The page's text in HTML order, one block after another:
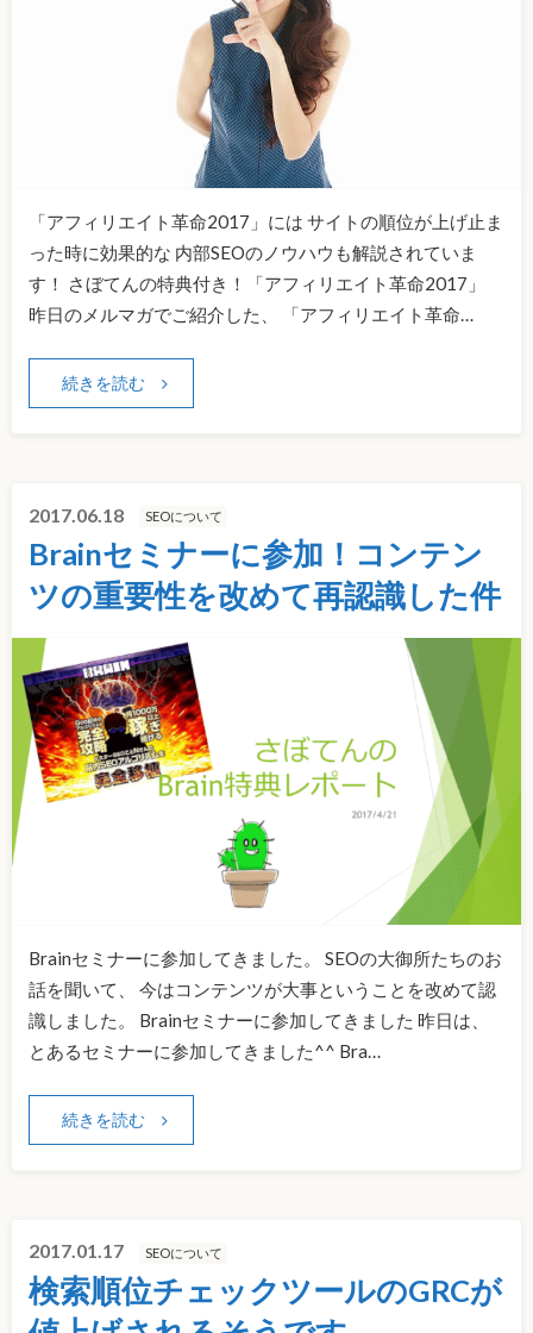
「アフィリエイト革命2017」には サイトの順位が上げ止ま
った時に効果的な 内部SEOのノウハウも解説されていま
す！ さぼてんの特典付き！「アフィリエイト革命2017」
昨日のメルマガでご紹介した、 「アフィリエイト革命…
続きを読む
2017.06.18 SEOについて
Brainセミナーに参加！コンテン
ツの重要性を改めて再認識した件
Brainセミナーに参加してきました。 SEOの大御所たちのお
話を聞いて、 今はコンテンツが大事ということを改めて認
識しました。 Brainセミナーに参加してきました 昨日は、
とあるセミナーに参加してきました^^ Bra…
続きを読む
2017.01.17 SEOについて
検索順位チェックツールのGRCが